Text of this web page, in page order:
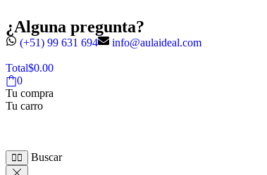
¿Alguna pregunta?
(+51) 99 631 694 info@aulaideal.com
Total$0.00
0
Tu compra
Tu carro
Buscar